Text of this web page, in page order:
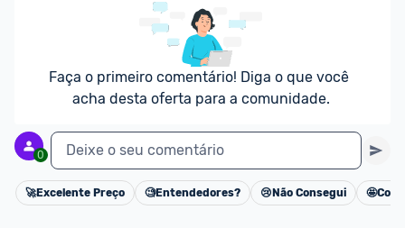
Faça o primeiro comentário! Diga o que você
acha desta oferta para a comunidade.
0 Deixe o seu comentário
Cancelar
🚀Excelente Preço 🧐Entendedores? 😢 Não Consegui 🤩